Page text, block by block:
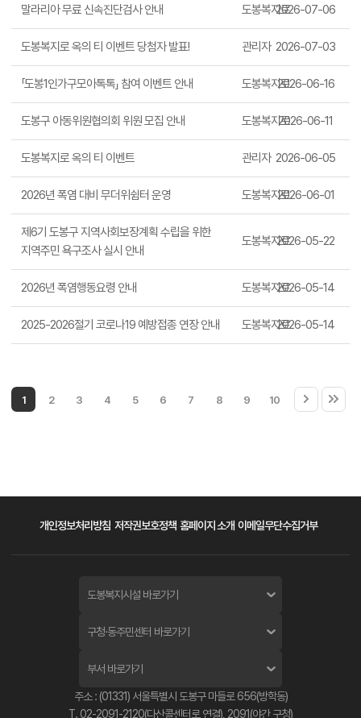
말라리아 무료 신속진단검사 안내 도봉복지로2026-07-06
도봉복지로 옥의 티 이벤트 당첨자 발표! 관리자 2026-07-03
「도봉1인가구모아톡톡」 참여 이벤트 안내 도봉복지로2026-06-16
도봉구 아동위원협의회 위원 모집 안내 도봉복지로2026-06-11
도봉복지로 옥의 티 이벤트 관리자 2026-06-05
2026년 폭염 대비 무더위쉼터 운영 도봉복지로2026-06-01
제6기 도봉구 지역사회보장계획 수립을 위한
지역주민 욕구조사 실시 안내
도봉복지로2026-05-22
2026년 폭염행동요령 안내 도봉복지로2026-05-14
2025-2026절기 코로나19 예방접종 연장 안내 도봉복지로2026-05-14
1 2 3 4 5 6 7 8 9 10
개인정보처리방침 저작권보호정책 홈페이지 소개 이메일무단수집거부
부서 바로가기
구청·동주민센터 바로가기
도봉복지시설 바로가기
주소 : (01331) 서울특별시 도봉구 마들로 656(방학동)
T. 02-2091-2120(다산콜센터로 연결), 2091(야간 구청)